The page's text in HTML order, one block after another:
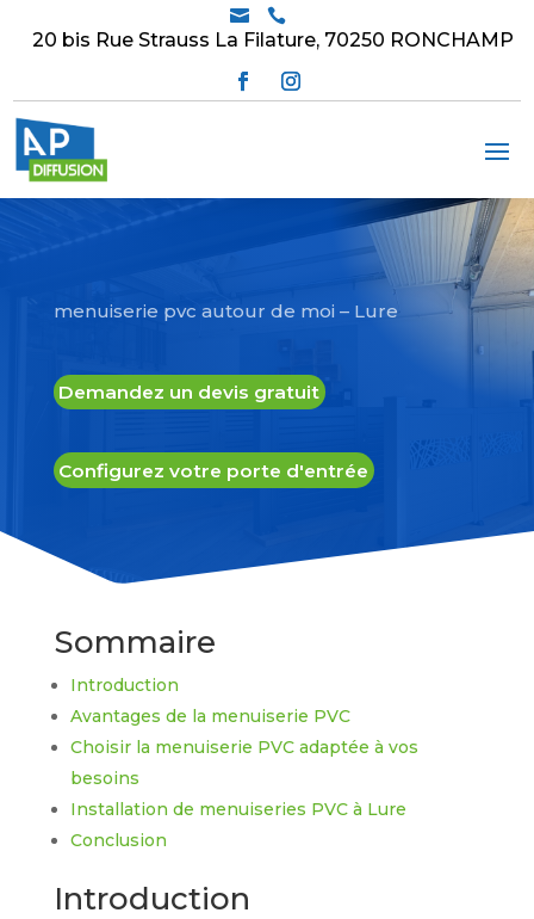
 
20 bis Rue Strauss La Filature, 70250 RONCHAMP
menuiserie pvc autour de moi – Lure
Demandez un devis gratuit
Configurez votre porte d'entrée
Sommaire
Introduction
Avantages de la menuiserie PVC
Choisir la menuiserie PVC adaptée à vos
besoins
Installation de menuiseries PVC à Lure
Conclusion
Introduction